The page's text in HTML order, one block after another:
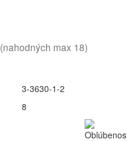
(nahodných max 18)
3-3630-1-2
8